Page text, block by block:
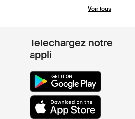
Voir tous
Téléchargez notre
appli